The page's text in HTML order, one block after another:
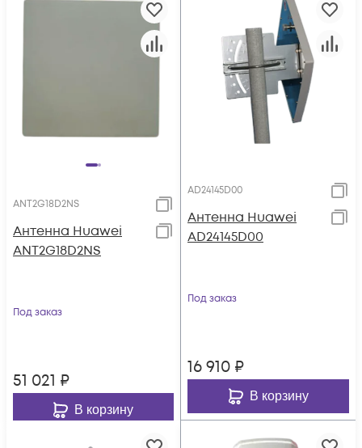
ANT2G18D2NS
Антенна Huawei
ANT2G18D2NS
Под заказ
51 021 ₽
В корзину
AD24145D00
Антенна Huawei
AD24145D00
Под заказ
16 910 ₽
В корзину